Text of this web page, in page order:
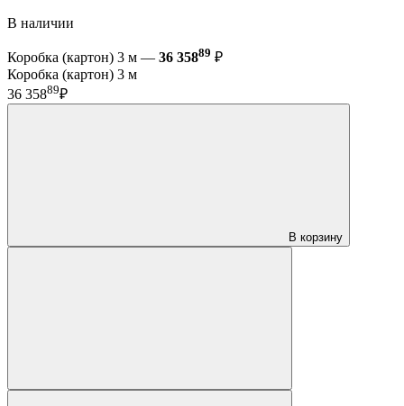
В наличии
Коробка (картон) 3 м — 36 35889 ₽
Коробка (картон) 3 м
36 35889₽
В корзину